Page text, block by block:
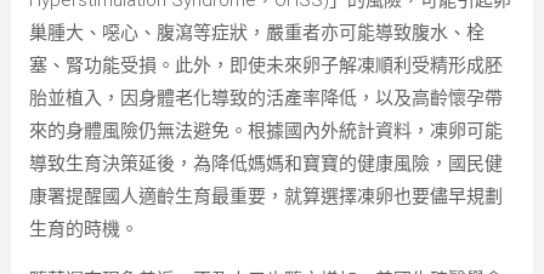
巢腫大、噁心、腹瀉等症狀，嚴重者亦可能導致腹水、栓
塞、腎功能受損。此外，即使未來卵子解凍順利受精形成胚
胎並植入，因身體老化導致的活產率降低，以及高齡懷孕帶
來的身體風險仍無法避免。根據國內外統計資料，凍卵可能
導致生育決策延後，為降低媽媽和寶寶的健康風險，國民健
康署提醒國人適齡生育最重要，就算選擇凍卵也要儘早規劃
生育的時機。